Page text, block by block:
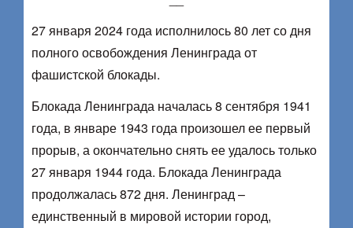
27 января 2024 года исполнилось 80 лет со дня
полного освобождения Ленинграда от
фашистской блокады.
Блокада Ленинграда началась 8 сентября 1941
года, в январе 1943 года произошел ее первый
прорыв, а окончательно снять ее удалось только
27 января 1944 года. Блокада Ленинграда
продолжалась 872 дня. Ленинград –
единственный в мировой истории город,